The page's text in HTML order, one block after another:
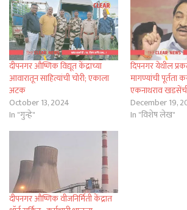
दीपनगर औष्णिक विद्यूत केंद्राच्या
आवारातून साहित्यांची चोरी; एकाला
अटक
October 13, 2024
In "गुन्हे"
दिपनगर येथील
मागण्यांची पूर्तता
एकनाथराव
December 19,
In "विशेष लेख"
दीपनगर औष्णिक वीजनिर्मिती केंद्रात